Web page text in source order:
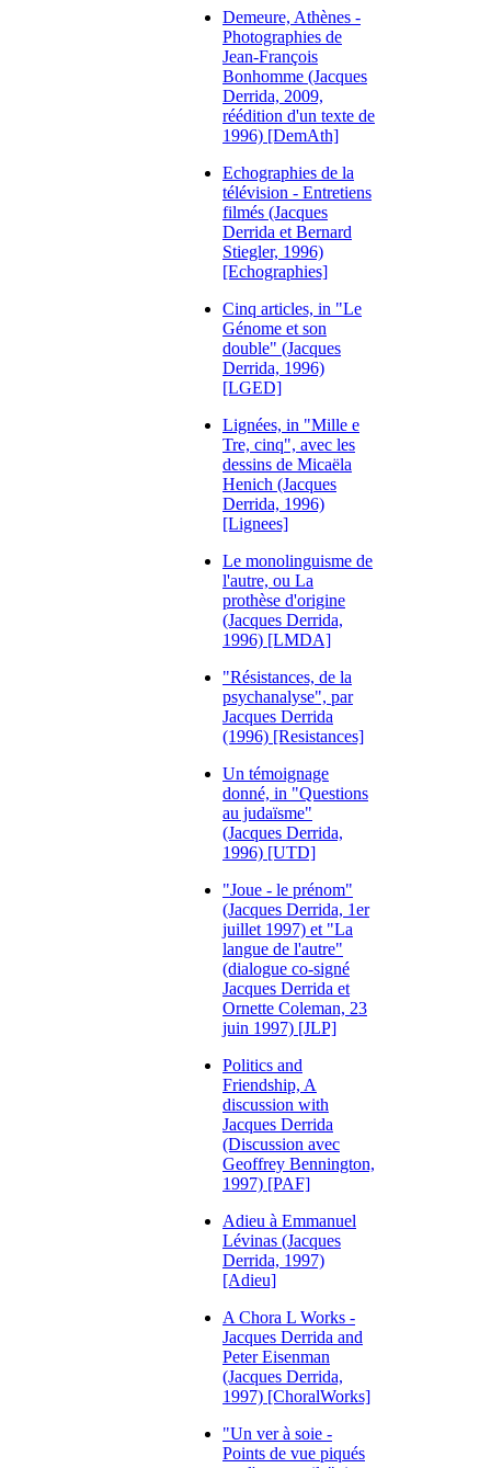
Demeure, Athènes -
Photographies de
Jean-François
Bonhomme (Jacques
Derrida, 2009,
réédition d'un texte de
1996) [DemAth]
Echographies de la
télévision - Entretiens
filmés (Jacques
Derrida et Bernard
Stiegler, 1996)
[Echographies]
Cinq articles, in "Le
Génome et son
double" (Jacques
Derrida, 1996)
[LGED]
Lignées, in "Mille e
Tre, cinq", avec les
dessins de Micaëla
Henich (Jacques
Derrida, 1996)
[Lignees]
Le monolinguisme de
l'autre, ou La
prothèse d'origine
(Jacques Derrida,
1996) [LMDA]
"Résistances, de la
psychanalyse", par
Jacques Derrida
(1996) [Resistances]
Un témoignage
donné, in "Questions
au judaïsme"
(Jacques Derrida,
1996) [UTD]
"Joue - le prénom"
(Jacques Derrida, 1er
juillet 1997) et "La
langue de l'autre"
(dialogue co-signé
Jacques Derrida et
Ornette Coleman, 23
juin 1997) [JLP]
Politics and
Friendship, A
discussion with
Jacques Derrida
(Discussion avec
Geoffrey Bennington,
1997) [PAF]
Adieu à Emmanuel
Lévinas (Jacques
Derrida, 1997)
[Adieu]
A Chora L Works -
Jacques Derrida and
Peter Eisenman
(Jacques Derrida,
1997) [ChoralWorks]
"Un ver à soie -
Points de vue piqués